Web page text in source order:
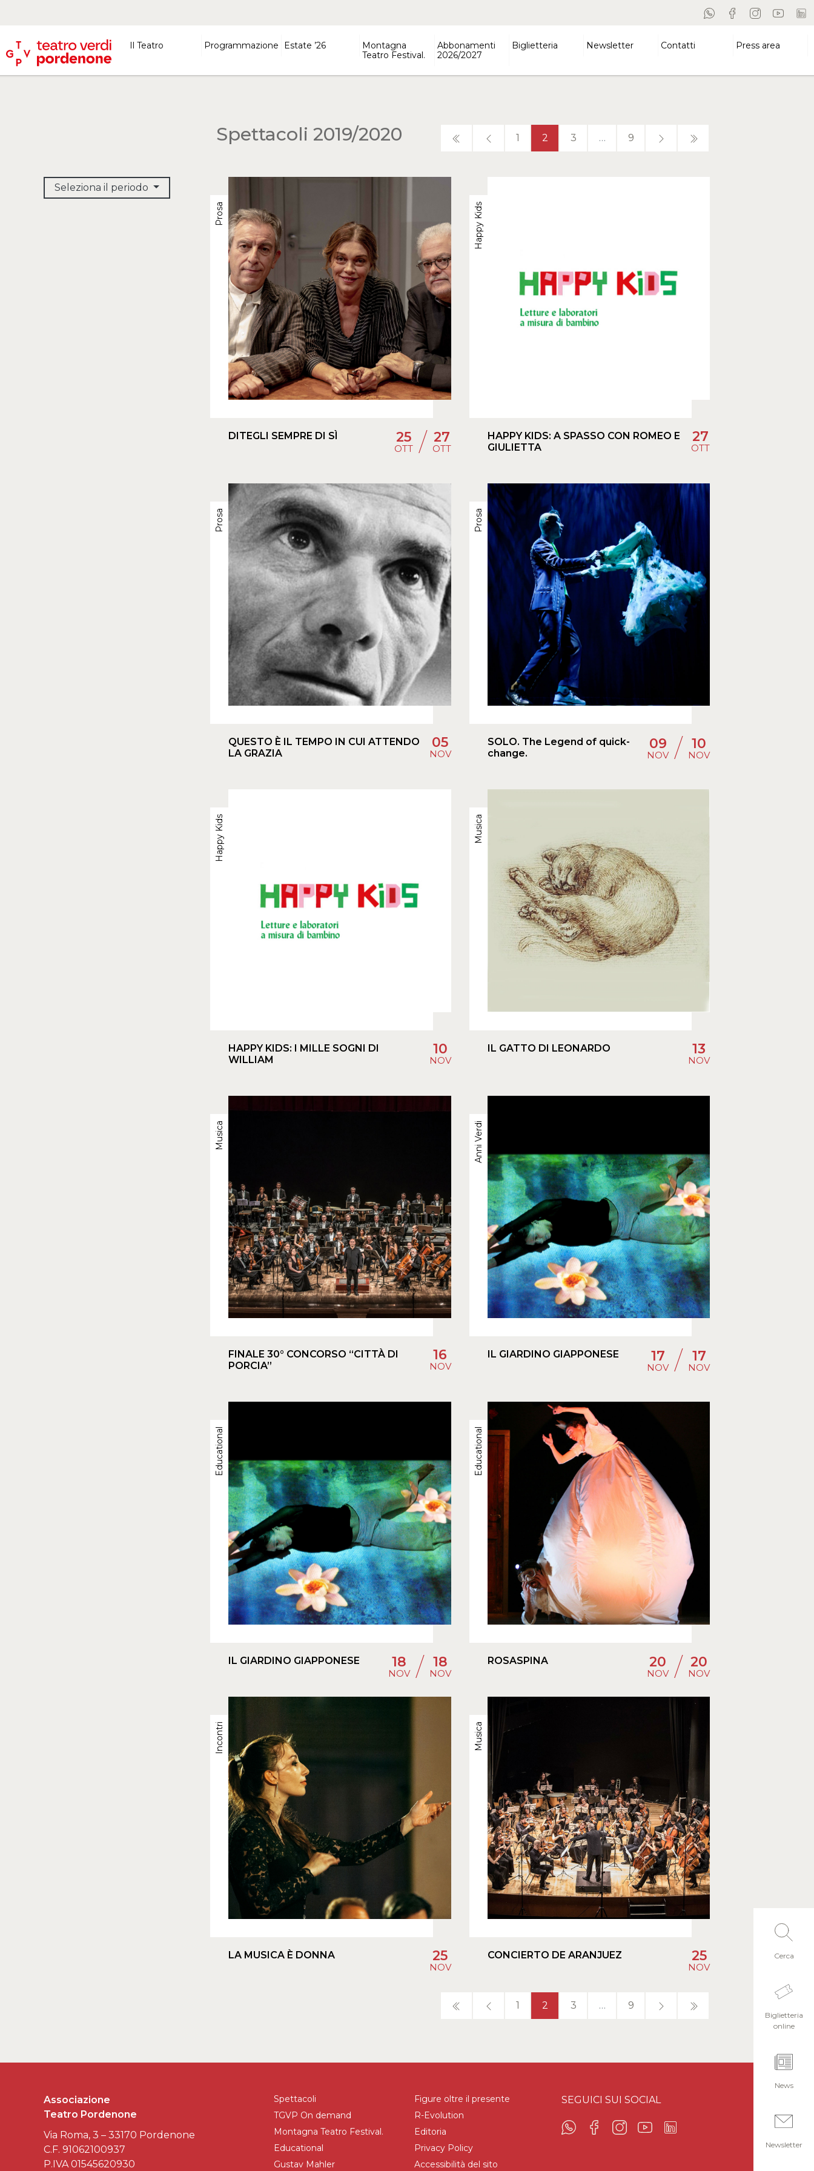
Il Teatro Programmazione Estate ’26
Montagna
Teatro Festival.
Abbonamenti
2026/2027
Biglietteria Newsletter Contatti Press area
Spettacoli 2019/2020 1 2 3 … 9
Seleziona il periodo
Prosa
DITEGLI SEMPRE DI SÌ 25
OTT / 27
OTT
Happy Kids
HAPPY KIDS: A SPASSO CON ROMEO E
GIULIETTA
27
OTT
Prosa
QUESTO È IL TEMPO IN CUI ATTENDO
LA GRAZIA
05
NOV
Prosa
SOLO. The Legend of quick-
change.
09
NOV / 10
NOV
Happy Kids
HAPPY KIDS: I MILLE SOGNI DI
WILLIAM
10
NOV
Musica
IL GATTO DI LEONARDO 13
NOV
Musica
FINALE 30° CONCORSO “CITTÀ DI
PORCIA”
16
NOV
Anni Verdi
IL GIARDINO GIAPPONESE 17
NOV / 17
NOV
Educational
IL GIARDINO GIAPPONESE 18
NOV / 18
NOV
Educational
ROSASPINA 20
NOV / 20
NOV
Incontri
LA MUSICA È DONNA 25
NOV
Musica
CONCIERTO DE ARANJUEZ 25
NOV
1 2 3 … 9
Cerca
Biglietteria
online
News
Newsletter
Associazione
Teatro Pordenone
Via Roma, 3 – 33170 Pordenone
C.F. 91062100937
P.IVA 01545620930
Spettacoli
TGVP On demand
Montagna Teatro Festival.
Educational
Gustav Mahler
Figure oltre il presente
R-Evolution
Editoria
Privacy Policy
Accessibilità del sito
SEGUICI SUI SOCIAL